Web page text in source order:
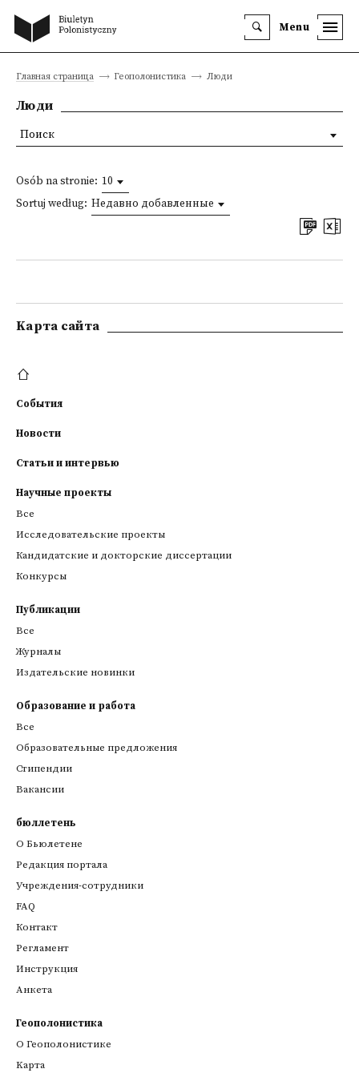
Menu
Главная страница Геополонистика Люди
Люди
Osób na stronie: 10
Sortuj według: Недавно добавленные
Поиск
Kарта сайта
События
Новости
Статьи и интервью
Научные проекты
Все
Исследовательские проекты
Кандидатские и докторские диссертации
Конкурсы
Публикации
Все
Журналы
Издательские новинки
Образование и работа
Все
Образовательные предложения
Стипендии
Вакансии
бюллетень
О Бьюлетене
Редакция портала
Учреждения-сотрудники
FAQ
Контакт
Регламент
Инструкция
Анкета
Геополонистика
О Геополонистике
Kарта